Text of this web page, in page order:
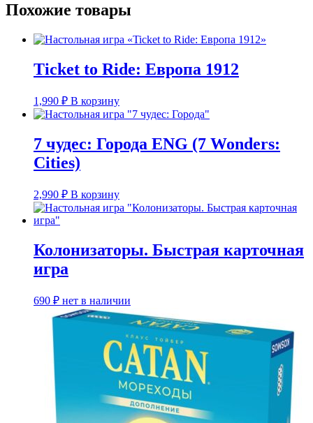
Похожие товары
Ticket to Ride: Европа 1912
1,990 ₽ В корзину
7 чудес: Города ENG (7 Wonders:
Cities)
2,990 ₽ В корзину
Колонизаторы. Быстрая карточная
игра
690 ₽ нет в наличии